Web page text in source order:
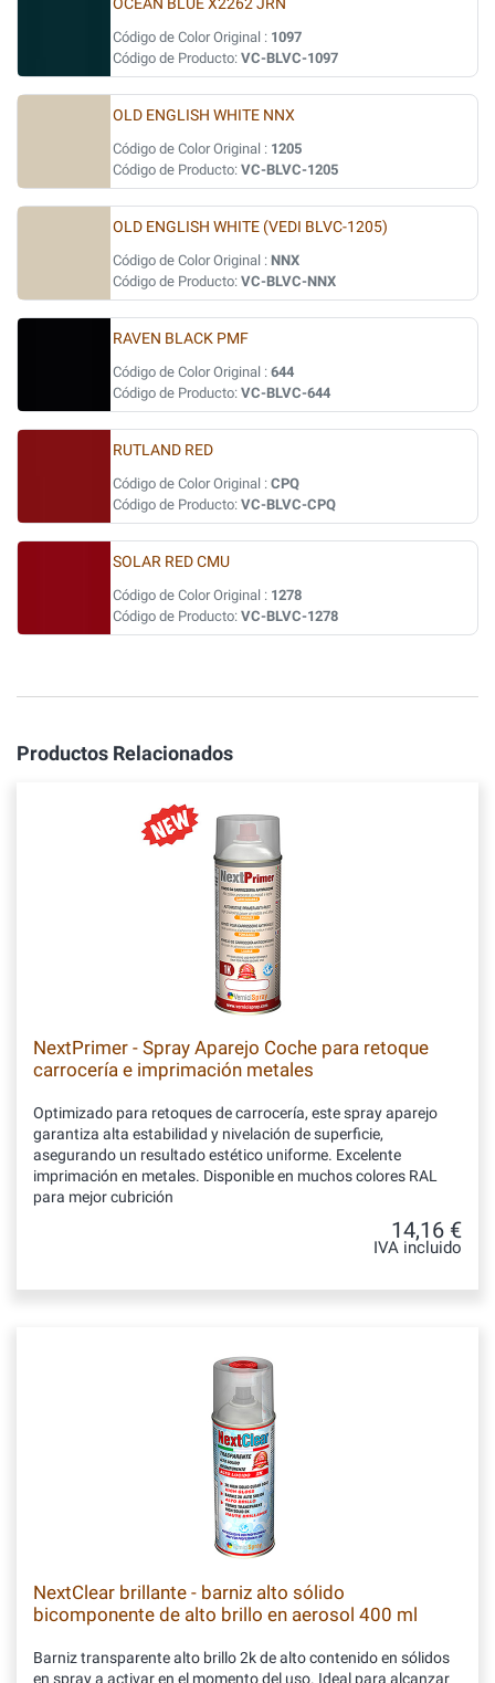
OCEAN BLUE X2262 JRN
Código de Color Original : 1097
Código de Producto: VC-BLVC-1097
OLD ENGLISH WHITE NNX
Código de Color Original : 1205
Código de Producto: VC-BLVC-1205
OLD ENGLISH WHITE (VEDI BLVC-1205)
Código de Color Original : NNX
Código de Producto: VC-BLVC-NNX
RAVEN BLACK PMF
Código de Color Original : 644
Código de Producto: VC-BLVC-644
RUTLAND RED
Código de Color Original : CPQ
Código de Producto: VC-BLVC-CPQ
SOLAR RED CMU
Código de Color Original : 1278
Código de Producto: VC-BLVC-1278
Productos Relacionados
NextPrimer - Spray Aparejo Coche para retoque
carrocería e imprimación metales
Optimizado para retoques de carrocería, este spray aparejo
garantiza alta estabilidad y nivelación de superficie,
asegurando un resultado estético uniforme. Excelente
imprimación en metales. Disponible en muchos colores RAL
para mejor cubrición
14,16 €
IVA incluido
NextClear brillante - barniz alto sólido
bicomponente de alto brillo en aerosol 400 ml
Barniz transparente alto brillo 2k de alto contenido en sólidos
en spray a activar en el momento del uso. Ideal para alcanzar